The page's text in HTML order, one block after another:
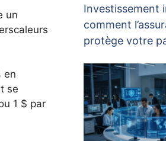
un
en
se
1 $ par
Investissement
comment
protège votre